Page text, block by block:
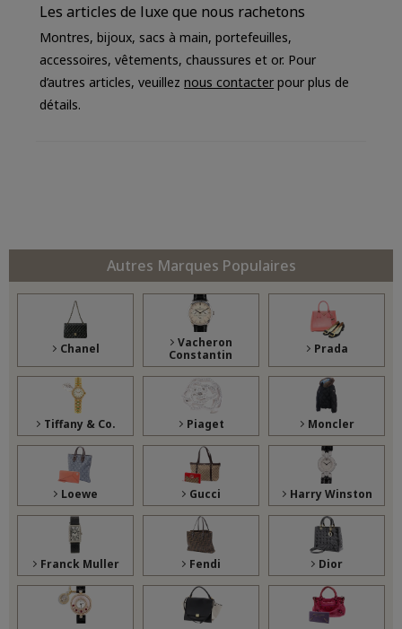
Les articles de luxe que nous rachetons
Montres, bijoux, sacs à main, portefeuilles,
accessoires, vêtements, chaussures et or. Pour
d’autres articles, veuilleznous contacter pour plus de
détails.
Autres Marques Populaires
Chanel
Vacheron
Constantin
Prada
Tiffany & Co. Piaget Moncler
Loewe Gucci Harry Winston
Franck Muller Fendi Dior